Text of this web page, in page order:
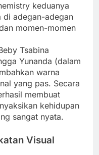
keduanya
di adegan-adegan
momen-momen
Tsabina
Yunanda (dalam
warna
yang pas. Secara
membuat
kehidupan
sangat nyata.
Visual